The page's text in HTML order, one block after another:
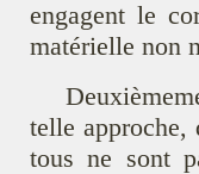
engagent le
matérielle non
telle approche,
tous ne sont